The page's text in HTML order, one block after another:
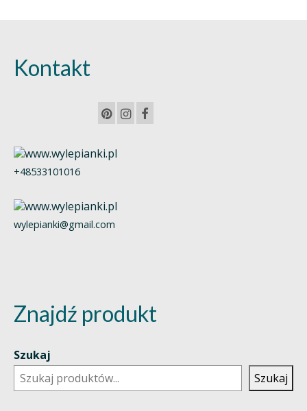
Kontakt
+48533101016
wylepianki@gmail.com
Znajdź produkt
Szukaj
Szukaj